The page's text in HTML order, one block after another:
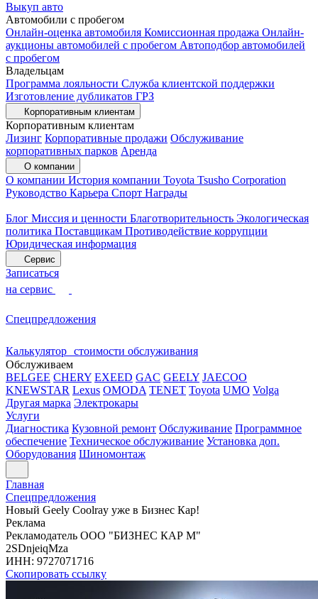
Выкуп авто
Автомобили с пробегом
Онлайн-оценка автомобиля Комиссионная продажа Онлайн-
аукционы автомобилей с пробегом Автоподбор автомобилей
с пробегом
Владельцам
Программа лояльности Служба клиентской поддержки
Изготовление дубликатов ГРЗ
Корпоративным клиентам
Корпоративным клиентам
Лизинг Корпоративные продажи Обслуживание
корпоративных парков Аренда
О компании
О компании История компании Toyota Tsusho Corporation
Руководство Карьера Спорт Награды
Блог Миссия и ценности Благотворительность Экологическая
политика Поставщикам Противодействие коррупции
Юридическая информация
Сервис
Записаться
на сервис
Спецпредложения
Калькулятор стоимости обслуживания
Обслуживаем
BELGEE CHERY EXEED GAC GEELY JAECOO
KNEWSTAR Lexus OMODA TENET Toyota UMO Volga
Другая марка Электрокары
Услуги
Диагностика Кузовной ремонт Обслуживание Программное
обеспечение Техническое обслуживание Установка доп.
Оборудования Шиномонтаж
Главная
Спецпредложения
Новый Geely Coolray уже в Бизнес Кар!
Реклама
Рекламодатель ООО "БИЗНЕС КАР М"
2SDnjeiqMza
ИНН: 9727071716
Скопировать ссылку